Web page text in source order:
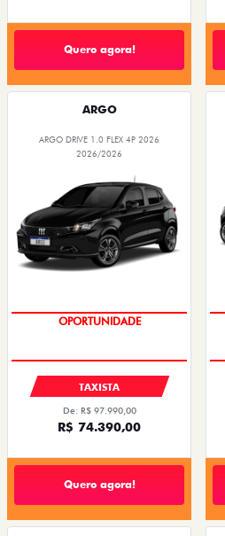
Quero agora!
ARGO
ARGO DRIVE 1.0 FLEX 4P 2026
2026/2026
OPORTUNIDADE
TAXISTA
De: R$ 97.990,00
R$ 74.390,00
Quero agora!